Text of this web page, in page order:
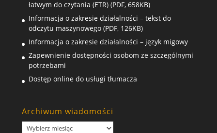
łatwym do czytania (ETR) (PDF, 658KB)
Informacja o zakresie działalności – tekst do
odczytu maszynowego (PDF, 126KB)
Informacja o zakresie działalności – język migowy
Zapewnienie dostępności osobom ze szczególnymi
potrzebami
Dostęp online do usługi tłumacza
Archiwum wiadomości
Archiwum